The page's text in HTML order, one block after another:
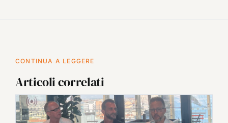
CONTINUA A LEGGERE
Articoli correlati